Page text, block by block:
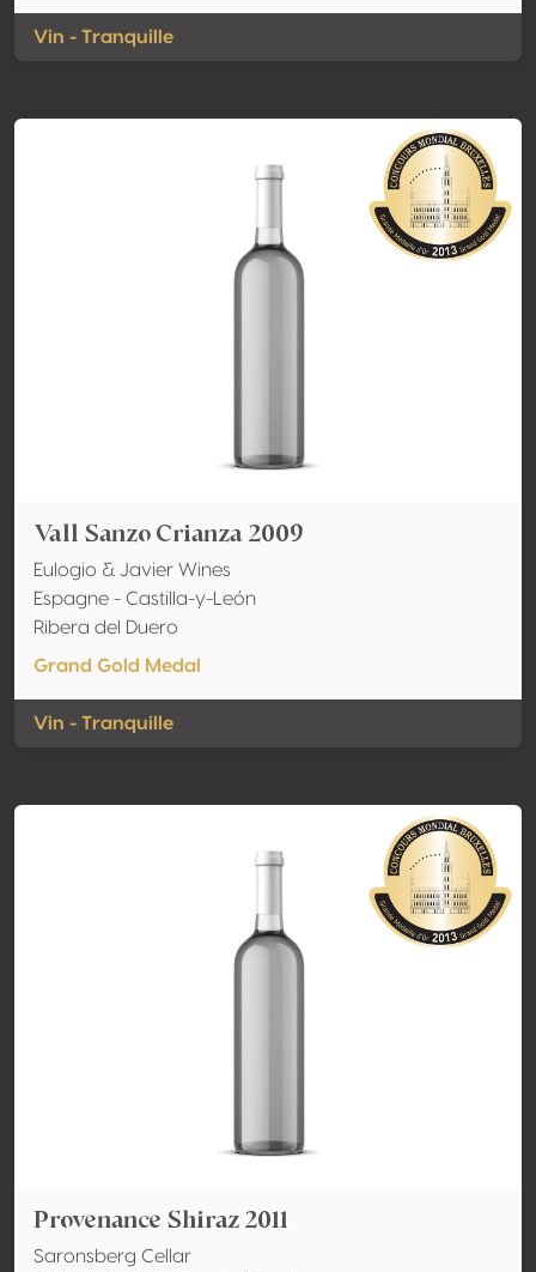
Vin - Tranquille
Vall Sanzo Crianza 2009
Eulogio & Javier Wines
Espagne - Castilla-y-León
Ribera del Duero
Grand Gold Medal
Vin - Tranquille
Provenance Shiraz 2011
Saronsberg Cellar